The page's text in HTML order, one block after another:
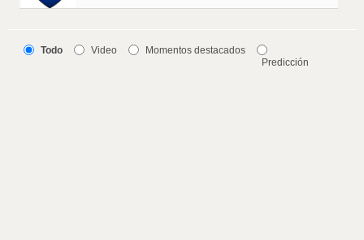
Todo Video
Momentos destacados
Predicción